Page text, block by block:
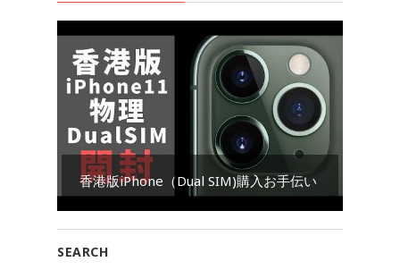
香港版iPhone（Dual SIM)購入お手伝い
SEARCH